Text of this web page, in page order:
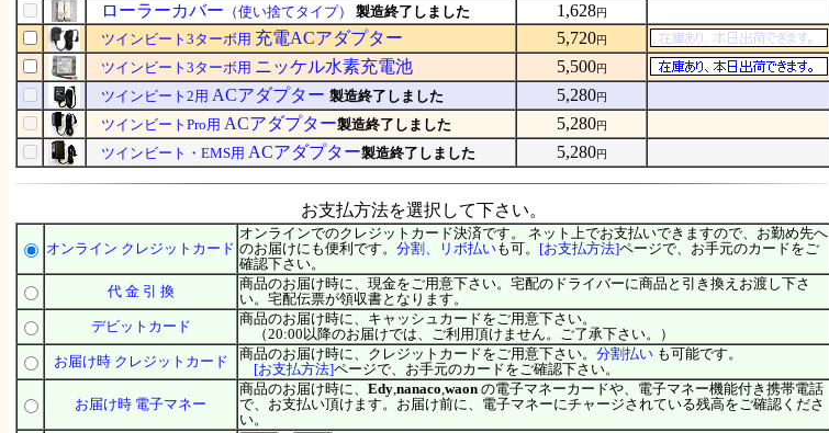
ローラーカバー （使い捨てタイプ） 製造終了しました 1,628円
ツインビート3ターボ用 充電ACアダプター 5,720円
ツインビート3ターボ用 ニッケル水素充電池 5,500円
ツインビート2用 ACアダプター 製造終了しました 5,280円
ツインビートPro用 ACアダプター製造終了しました 5,280円
ツインビート・EMS用 ACアダプター製造終了しました 5,280円
お支払方法を選択して下さい。
オンライン クレジットカード
オンラインでのクレジットカード決済です。 ネット上でお支払いできますので、お勤め先へ
のお届けにも便利です。 分割、 リボ払いも可。 [お支払方法]ページで、お手元のカードをご
確認下さい。
代 金 引 換
商品のお届け時に、現金をご用意下さい。宅配のドライバーに商品と引き換えお渡し下さ
い。宅配伝票が領収書となります。
デビットカード
商品のお届け時に、キャッシュカードをご用意下さい。
（20:00以降のお届けでは、ご利用頂けません。ご了承下さい。）
お届け時 クレジットカード
商品のお届け時に、クレジットカードをご用意下さい。 分割払い も可能です。
[お支払方法]ページで、お手元のカードをご確認下さい。
お届け時 電子マネー
商品のお届け時に、 Edy,nanaco,waon の電子マネーカードや、電子マネー機能付き携帯電話
で、お支払い頂けます。お届け前に、電子マネーにチャージされている残高をご確認くださ
い。